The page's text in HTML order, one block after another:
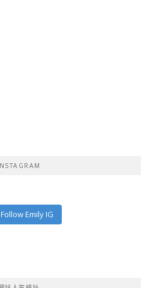
Follow Emily IG